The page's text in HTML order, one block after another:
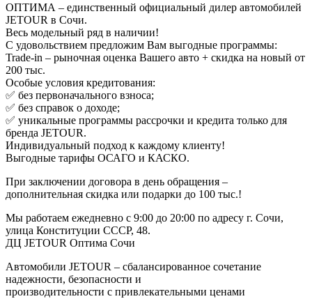
ОПТИМА – единственный официальный дилер автомобилей
JETOUR в Сочи.
Весь модельный ряд в наличии!
С удовольствием предложим Вам выгодные программы:
Trade-in – рыночная оценка Вашего авто + скидка на новый от
200 тыс.
Особые условия кредитования:
✅ без первоначального взноса;
✅ без справок о доходе;
✅ уникальные программы рассрочки и кредита только для
бренда JETOUR.
Индивидуальный подход к каждому клиенту!
Выгодные тарифы ОСАГО и КАСКО.
При заключении договора в день обращения –
дополнительная скидка или подарки до 100 тыс.!
Мы работаем ежедневно с 9:00 до 20:00 по адресу г. Сочи,
улица Конституции СССР, 48.
ДЦ JETOUR Оптима Сочи
Автомобили JETOUR – сбалансированное сочетание
надежности, безопасности и
производительности с привлекательными ценами